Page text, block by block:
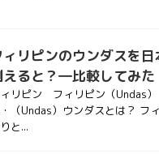
ィリピンのウンダスを
えると？―比較してみた
リピン フィリピン（Undas
（Undas）ウンダスとは？ フ
と...